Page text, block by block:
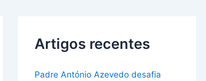
Artigos recentes
Padre António Azevedo desafia